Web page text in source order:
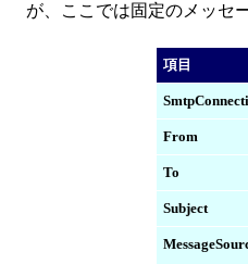
が、ここでは固定のメッセ
項目
From
To
Subject